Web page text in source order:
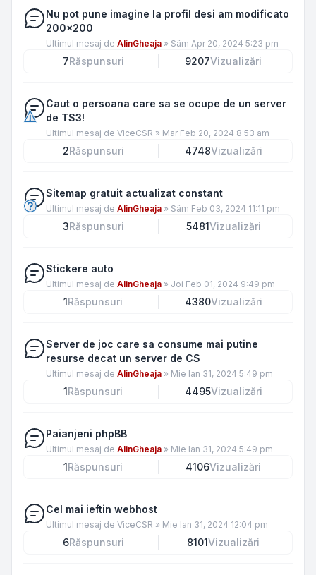
Nu pot pune imagine la profil desi am modificato
200x200
Ultimul mesaj de AlinGheaja » Sâm Apr 20, 2024 5:23 pm
7Răspunsuri 9207Vizualizări
Caut o persoana care sa se ocupe de un server
de TS3!
Ultimul mesaj de ViceCSR » Mar Feb 20, 2024 8:53 am
2Răspunsuri 4748Vizualizări
Sitemap gratuit actualizat constant
Ultimul mesaj de AlinGheaja » Sâm Feb 03, 2024 11:11 pm
3Răspunsuri 5481Vizualizări
Stickere auto
Ultimul mesaj de AlinGheaja » Joi Feb 01, 2024 9:49 pm
1Răspunsuri 4380Vizualizări
Server de joc care sa consume mai putine
resurse decat un server de CS
Ultimul mesaj de AlinGheaja » Mie Ian 31, 2024 5:49 pm
1Răspunsuri 4495Vizualizări
Paianjeni phpBB
Ultimul mesaj de AlinGheaja » Mie Ian 31, 2024 5:49 pm
1Răspunsuri 4106Vizualizări
Cel mai ieftin webhost
Ultimul mesaj de ViceCSR » Mie Ian 31, 2024 12:04 pm
6Răspunsuri 8101Vizualizări